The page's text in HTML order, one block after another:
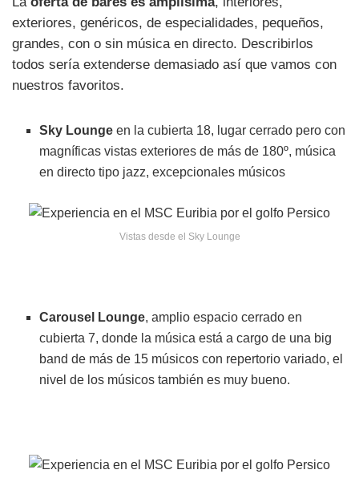
exteriores, genéricos, de especialidades, pequeños,
grandes, con o sin música en directo. Describirlos
todos sería extenderse demasiado así que vamos con
nuestros favoritos.
Sky Lounge en la cubierta 18, lugar cerrado pero con
magníficas vistas exteriores de más de 180º, música
en directo tipo jazz, excepcionales músicos
Vistas desde el Sky Lounge
Carousel Lounge, amplio espacio cerrado en
cubierta 7, donde la música está a cargo de una big
band de más de 15 músicos con repertorio variado, el
nivel de los músicos también es muy bueno.